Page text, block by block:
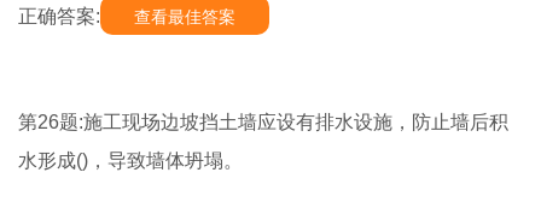
正确答案: 查看最佳答案
第26题:施工现场边坡挡土墙应设有排水设施，防止墙后积
水形成()，导致墙体坍塌。